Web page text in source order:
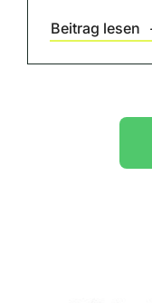
Beitrag lesen